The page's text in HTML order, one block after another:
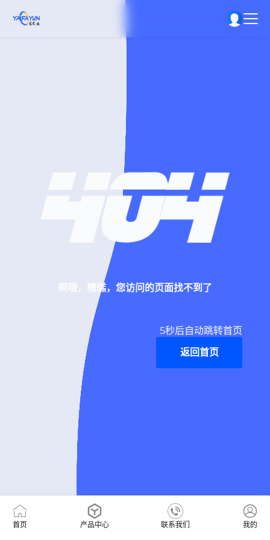
啊哦，糟糕，您访问的页面找不到了
5秒后自动跳转首页
返回首页
首页 产品中心 联系我们 我的